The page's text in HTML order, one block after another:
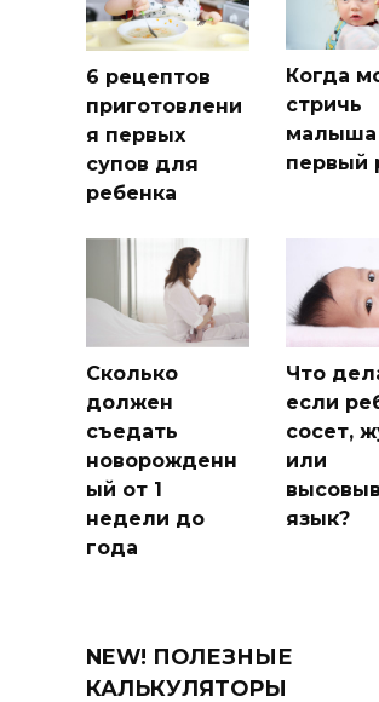
6 рецептов
приготовлени
я первых
супов для
ребенка
Когда
стричь
малыша
первый
Сколько
должен
съедать
новорожденн
ый от 1
недели до
года
Что
если
сосет,
или
язык?
NEW! ПОЛЕЗНЫЕ
КАЛЬКУЛЯТОРЫ